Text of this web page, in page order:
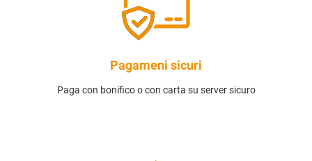
Pagameni sicuri
Paga con bonifico o con carta su server sicuro